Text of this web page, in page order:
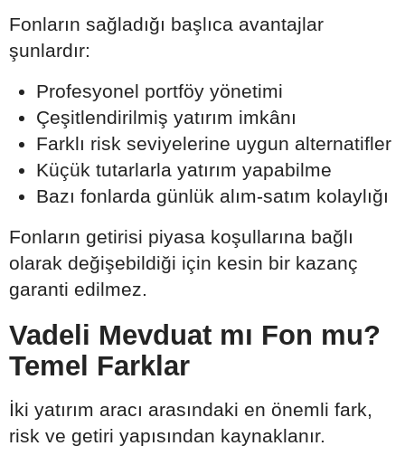
Fonların sağladığı başlıca avantajlar
şunlardır:
Profesyonel portföy yönetimi
Çeşitlendirilmiş yatırım imkânı
Farklı risk seviyelerine uygun alternatifler
Küçük tutarlarla yatırım yapabilme
Bazı fonlarda günlük alım-satım kolaylığı
Fonların getirisi piyasa koşullarına bağlı
olarak değişebildiği için kesin bir kazanç
garanti edilmez.
Vadeli Mevduat mı Fon mu?
Temel Farklar
İki yatırım aracı arasındaki en önemli fark,
risk ve getiri yapısından kaynaklanır.